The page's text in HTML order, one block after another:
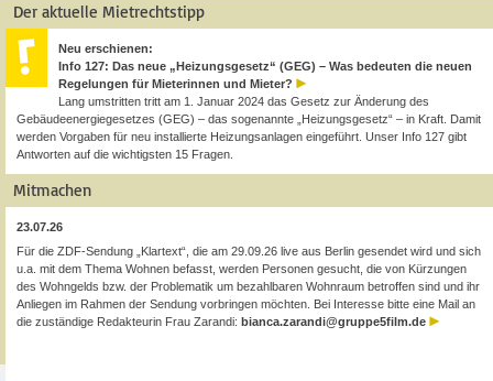
Der aktuelle Mietrechtstipp
Neu erschienen:
Info 127: Das neue „Heizungsgesetz“ (GEG) – Was bedeuten die neuen
Regelungen für Mieterinnen und Mieter?
Lang umstritten tritt am 1. Januar 2024 das Gesetz zur Änderung des
Gebäudeenergiegesetzes (GEG) – das sogenannte „Heizungsgesetz“ – in Kraft. Damit
werden Vorgaben für neu installierte Heizungsanlagen eingeführt. Unser Info 127 gibt
Antworten auf die wichtigsten 15 Fragen.
Mitmachen
23.07.26
Für die ZDF-Sendung „Klartext“, die am 29.09.26 live aus Berlin gesendet wird und sich
u.a. mit dem Thema Wohnen befasst, werden Personen gesucht, die von Kürzungen
des Wohngelds bzw. der Problematik um bezahlbaren Wohnraum betroffen sind und ihr
Anliegen im Rahmen der Sendung vorbringen möchten. Bei Interesse bitte eine Mail an
die zuständige Redakteurin Frau Zarandi: bianca.zarandi@gruppe5film.de